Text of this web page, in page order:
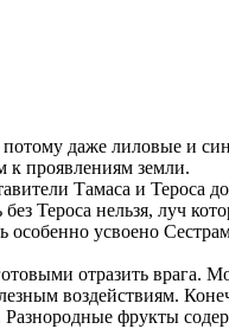
потому даже лиловые и
к проявлениям земли.
Тамаса и
Тероса нельзя, луч
усвоено
отразить врага.
воздействиям.
фрукты